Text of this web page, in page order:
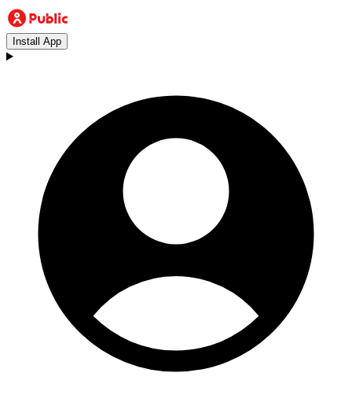
Install App